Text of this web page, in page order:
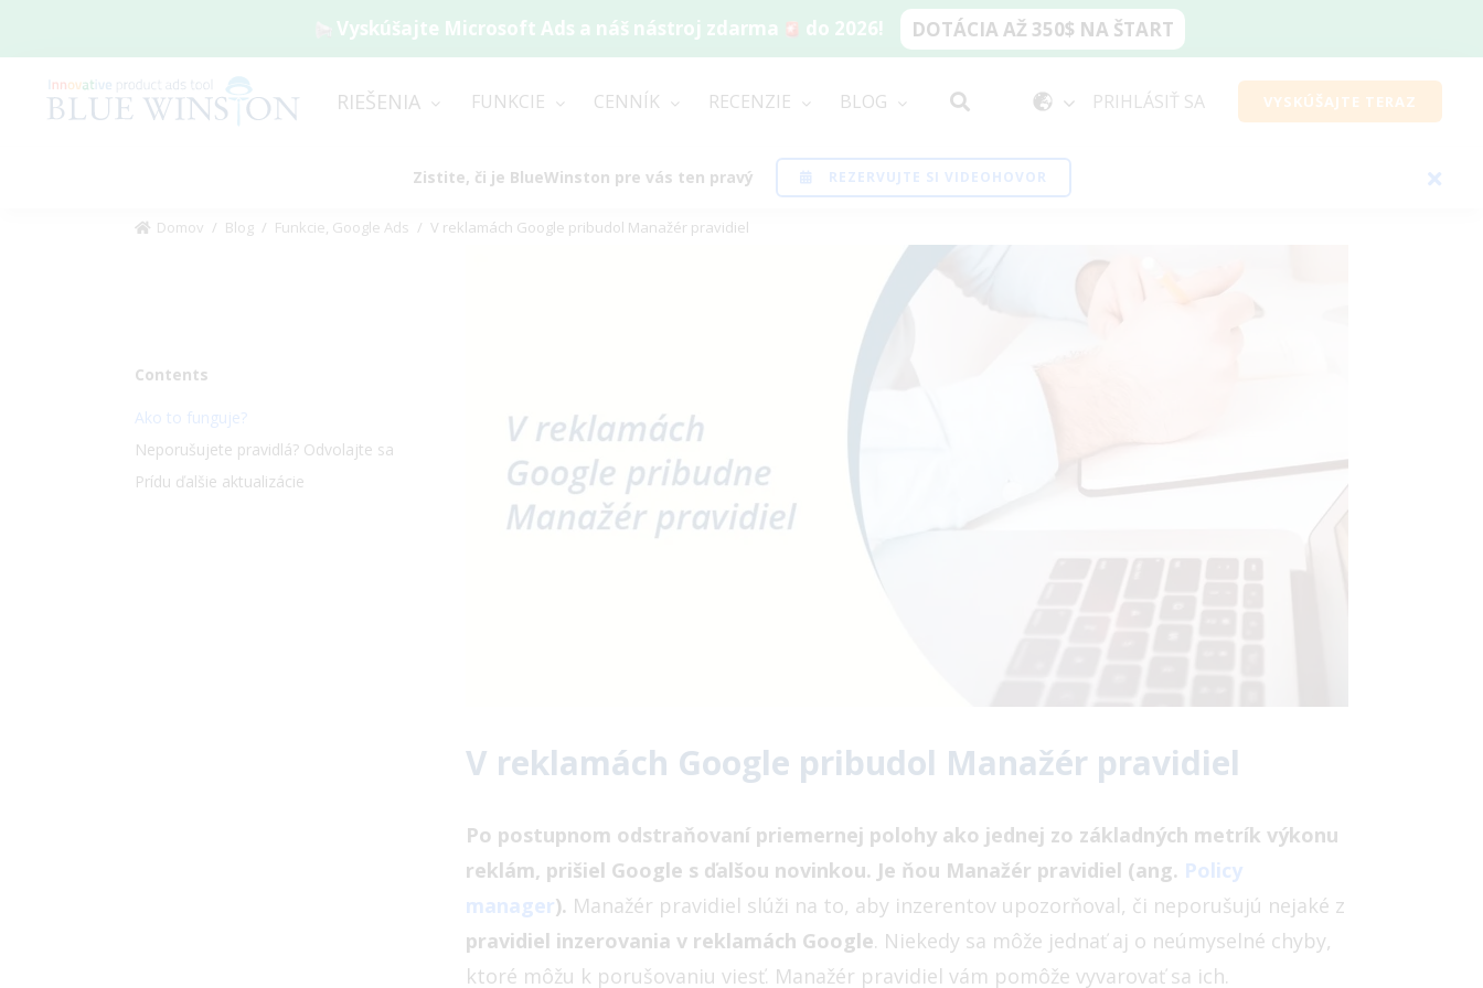
Vyskúšajte Microsoft Ads a náš nástroj zdarma do 2026! DOTÁCIA AŽ 350$ NA ŠTART
RIEŠENIA FUNKCIE CENNÍK RECENZIE BLOG PRIHLÁSIŤ SA VYSKÚŠAJTE TERAZ
Zistite, či je BlueWinston pre vás ten pravý REZERVUJTE SI VIDEOHOVOR
Domov / Blog / Funkcie, Google Ads / V reklamách Google pribudol Manažér pravidiel
Contents
Ako to funguje?
Neporušujete pravidlá? Odvolajte sa
Prídu ďalšie aktualizácie
V reklamách Google pribudol Manažér pravidiel
Po postupnom odstraňovaní priemernej polohy ako jednej zo základných metrík výkonu
reklám, prišiel Google s ďalšou novinkou. Je ňou Manažér pravidiel (ang. Policy
manager). Manažér pravidiel slúži na to, aby inzerentov upozorňoval, či neporušujú nejaké z
pravidiel inzerovania v reklamách Google. Niekedy sa môže jednať aj o neúmyselné chyby,
ktoré môžu k porušovaniu viesť. Manažér pravidiel vám pomôže vyvarovať sa ich.